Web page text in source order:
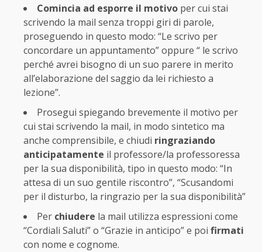
Comincia ad esporre il motivo per cui stai
scrivendo la mail senza troppi giri di parole,
proseguendo in questo modo: “Le scrivo per
concordare un appuntamento” oppure “ le scrivo
perché avrei bisogno di un suo parere in merito
all’elaborazione del saggio da lei richiesto a
lezione”.
Prosegui spiegando brevemente il motivo per
cui stai scrivendo la mail, in modo sintetico ma
anche comprensibile, e chiudi ringraziando
anticipatamente il professore/la professoressa
per la sua disponibilità, tipo in questo modo: “In
attesa di un suo gentile riscontro”, “Scusandomi
per il disturbo, la ringrazio per la sua disponibilità”
Per chiudere la mail utilizza espressioni come
“Cordiali Saluti” o “Grazie in anticipo” e poi firmati
con nome e cognome.